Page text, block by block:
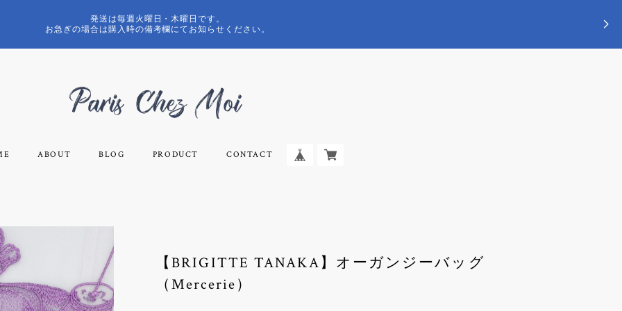
発送は毎週火曜日・木曜日です。
お急ぎの場合は購入時の備考欄にてお知らせください。
ABOUT BLOG PRODUCT CONTACT
【BRIGITTE TANAKA】オーガンジーバッグ
（Mercerie）